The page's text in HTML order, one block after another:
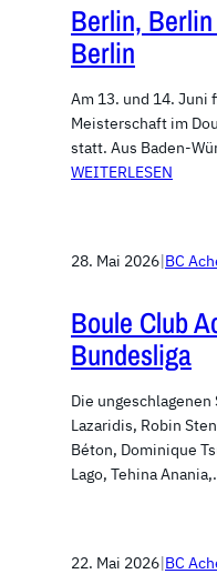
Berlin,
Berlin
Am 13. und 14. Juni
Meisterschaft im
statt. Aus Baden-
WEITERLESEN
28. Mai 2026|BC
Boule Club
Bundesliga
Die
Lazaridis, Robin
Béton, Dominique
Lago, Tehina
22. Mai 2026|BC